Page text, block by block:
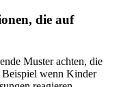
die auf
Muster achten, die
Beispiel wenn Kinder